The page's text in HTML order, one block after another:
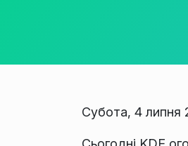
Субота, 4 липня